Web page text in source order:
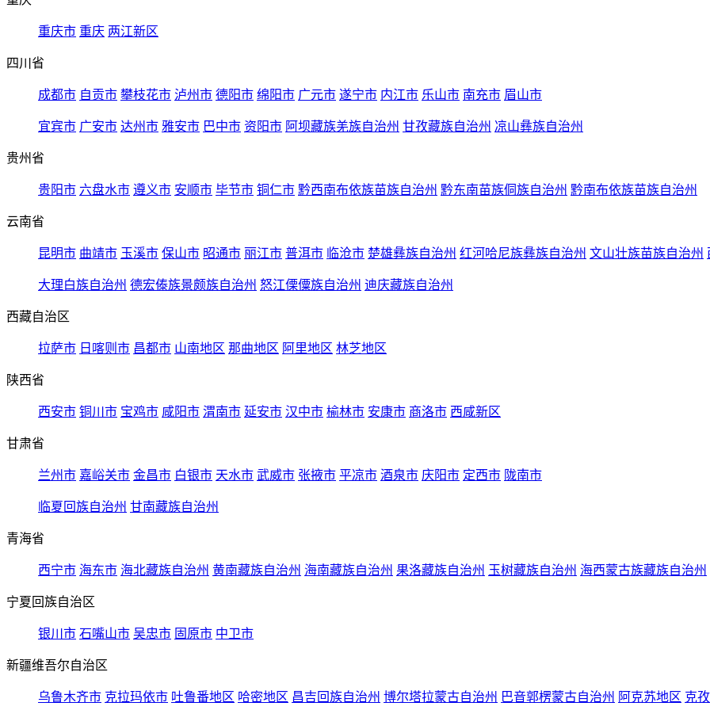
重庆市 重庆 两江新区
四川省
成都市 自贡市 攀枝花市 泸州市 德阳市 绵阳市 广元市 遂宁市 内江市 乐山市 南充市 眉山市
宜宾市 广安市 达州市 雅安市 巴中市 资阳市 阿坝藏族羌族自治州 甘孜藏族自治州 凉山彝族自治州
贵州省
贵阳市 六盘水市 遵义市 安顺市 毕节市 铜仁市 黔西南布依族苗族自治州 黔东南苗族侗族自治州 黔南布依族苗族自治州
云南省
昆明市 曲靖市 玉溪市 保山市 昭通市 丽江市 普洱市 临沧市 楚雄彝族自治州 红河哈尼族彝族自治州 文山壮族苗族自治州
大理白族自治州 德宏傣族景颇族自治州 怒江傈僳族自治州 迪庆藏族自治州
西藏自治区
拉萨市 日喀则市 昌都市 山南地区 那曲地区 阿里地区 林芝地区
陕西省
西安市 铜川市 宝鸡市 咸阳市 渭南市 延安市 汉中市 榆林市 安康市 商洛市 西咸新区
甘肃省
兰州市 嘉峪关市 金昌市 白银市 天水市 武威市 张掖市 平凉市 酒泉市 庆阳市 定西市 陇南市
临夏回族自治州 甘南藏族自治州
青海省
西宁市 海东市 海北藏族自治州 黄南藏族自治州 海南藏族自治州 果洛藏族自治州 玉树藏族自治州 海西蒙古族藏族自治州
宁夏回族自治区
银川市 石嘴山市 吴忠市 固原市 中卫市
新疆维吾尔自治区
乌鲁木齐市 克拉玛依市 吐鲁番地区 哈密地区 昌吉回族自治州 博尔塔拉蒙古自治州 巴音郭楞蒙古自治州 阿克苏地区 克